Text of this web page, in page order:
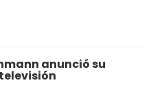
anunció su